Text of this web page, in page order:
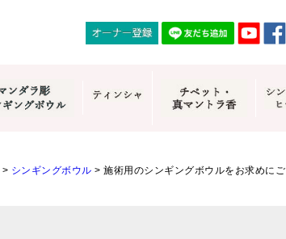
> シンギングボウル > 施術用のシンギングボウルをお求めにご